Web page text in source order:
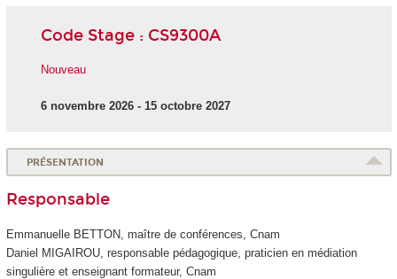
Code Stage : CS9300A
Nouveau
6 novembre 2026 - 15 octobre 2027
PRÉSENTATION
Responsable
Emmanuelle BETTON, maître de conférences, Cnam
Daniel MIGAIROU, responsable pédagogique, praticien en médiation
singulière et enseignant formateur, Cnam